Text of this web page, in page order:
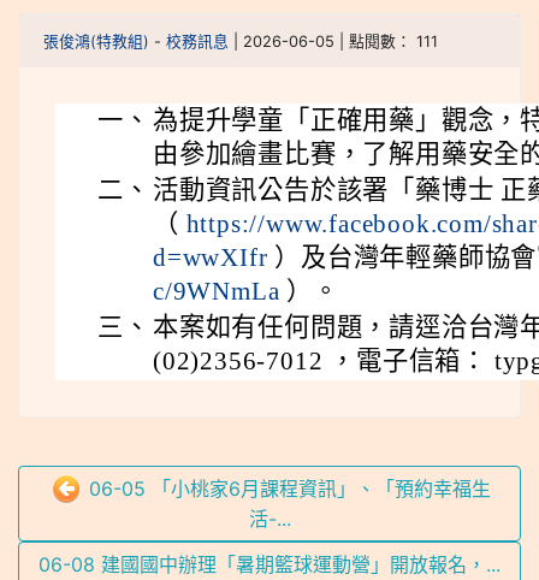
張俊鴻(特教組) - 校務訊息 | 2026-06-05 | 點閱數： 111
一、 為提升學童「正確用藥」觀念，
由參加繪畫比賽，了解用藥安全
二、 活動資訊公告於該署「藥博士 正
（ https://www.facebook.com/
d=wwXIfr ）及台灣年輕藥師協
c/9WNmLa ）。
三、 本案如有任何問題，請逕洽台灣
(02)2356-7012 ，電子信箱：
06-05 「小桃家6月課程資訊」、「預約幸福生
活-...
06-08 建國國中辦理「暑期籃球運動營」開放報名，...